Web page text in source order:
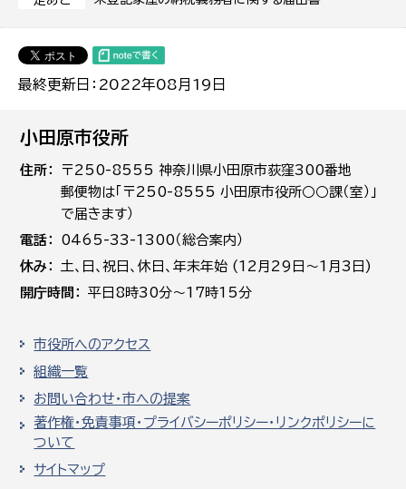
最終更新日：2022年08月19日
小田原市役所
住所
〒250-8555 神奈川県小田原市荻窪300番地
郵便物は「〒250-8555 小田原市役所○○課（室）」
で届きます）
電話
0465-33-1300（総合案内）
休み
土､日､祝日、休日、年末年始 (12月29日～1月3日)
開庁時間
平日8時30分～17時15分
市役所へのアクセス
組織一覧
お問い合わせ・市への提案
著作権・免責事項・プライバシーポリシー・リンクポリシーに
ついて
サイトマップ